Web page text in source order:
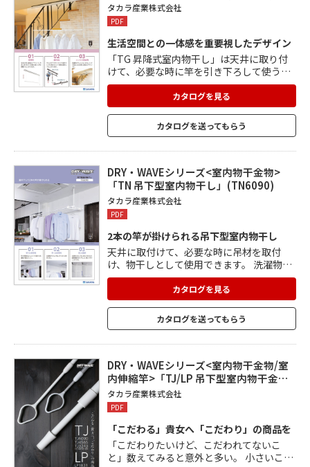
タカラ産業株式会社
PDF
生活空間との一体感を重要視したデザイン
「TG 昇降式室内物干し」は天井に取り付
けて、必要な時に竿を引き下ろして使うこ
とができる室内用の物干し掛けです。 生活
空間に馴染むデザインで、任意の高さに竿
を調整することができます。 竿の上げ下げ
がワンタッチで操作でき、竿の高さのロッ
ク・解除も簡単。 洗濯物を干していないと
カタログを見る
カタログを送ってもらう
DRY・WAVEシリーズ<室内物干金物>
「TN 吊下型室内物干し」(TN6090)
タカラ産業株式会社
PDF
2本の竿が掛けられる吊下型室内物干し
天井に取付けて、必要な時に吊材を取付
け、物干しとして使用できます。 洗濯物の
量によって、竿を1本か2本で使い分けるこ
とが可能。 竿2本使用時は、竿の間隔を広
くしたワイド設計で、洗濯物が重なりにく
くなっています。 均等に洗濯物を干すと、
16kgまで干せます。 4段階(600、700、80
カタログを見る
カタログを送ってもらう
DRY・WAVEシリーズ<室内物干金物/室
内伸縮竿>「TJ/LP 吊下型室内物干金…
タカラ産業株式会社
PDF
「こだわる」貴女へ「こだわり」の商品を
「こだわりたいけど、こだわれてないこ
と」数えてみると意外と多い。 小さいこと